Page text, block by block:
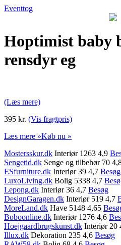
Eventtog
Hoptimist baby
rensdyr eg
(Læs mere)
395 kr. (Vis fragtpris)
Læs mere »Køb nu »
Mostersskur.dk Interiør 1263 4,9
Sengetid.dk Senge og tilbehør 70
ESfurniture.dk Interiør 39 4,7 Besøg
LuxoLiving.dk Bolig 5338 4,7
Lepong.dk Interiør 36 4,7 Besøg
DesignGaragen.dk Interiør 519 4,7
MoreLand.dk Have 5148 4,65
Boboonline.dk Interiør 1276 4,6
Hoejgaardbrugskunst.dk Interiør 20
Illux.dk Dekoration 235 4,6 Besøg